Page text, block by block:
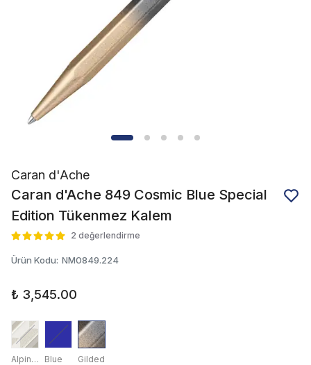
Caran d'Ache
Caran d'Ache 849 Cosmic Blue Special
Edition Tükenmez Kalem
2 değerlendirme
Ürün Kodu: NM0849.224
₺ 3,545.00
Alpine Frost White Blue Gilded